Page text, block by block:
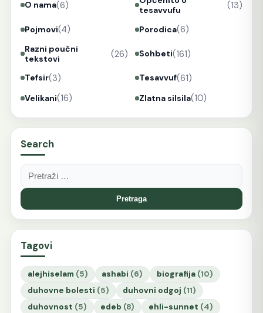
O nama(6)
tesavvufu
(13)
Pojmovi(4) Porodica(6)
Razni poučni
tekstovi
(26) Sohbeti(161)
Tefsir(3) Tesavvuf(61)
Velikani(16) Zlatna silsila(10)
Search
Pretraga:
Tagovi
alejhiselam (5) ashabi (6) biografija (10)
duhovne bolesti (5) duhovni odgoj (11)
duhovnost (5) edeb (8) ehli-sunnet (4)